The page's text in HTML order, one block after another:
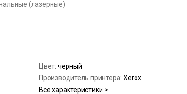
(лазерные)
Цвет: черный
Производитель принтера: Xerox
Все характеристики >